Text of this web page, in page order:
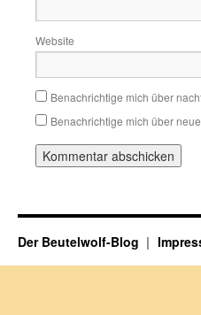
Website
Benachrichtige mich über
Benachrichtige mich über
Der Beutelwolf-Blog